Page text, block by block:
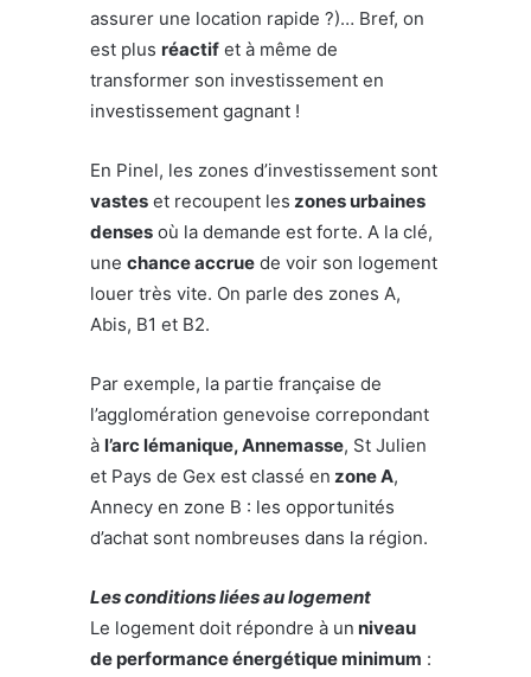
assurer une location rapide ?)… Bref, on
est plus réactif et à même de
transformer son investissement en
investissement gagnant !
En Pinel, les zones d’investissement sont
vastes et recoupent les zones urbaines
denses où la demande est forte. A la clé,
une chance accrue de voir son logement
louer très vite. On parle des zones A,
Abis, B1 et B2.
Par exemple, la partie française de
l’agglomération genevoise correpondant
à l’arc lémanique, Annemasse, St Julien
et Pays de Gex est classé en zone A,
Annecy en zone B : les opportunités
d’achat sont nombreuses dans la région.
Les conditions liées au logement
Le logement doit répondre à un niveau
de performance énergétique minimum :